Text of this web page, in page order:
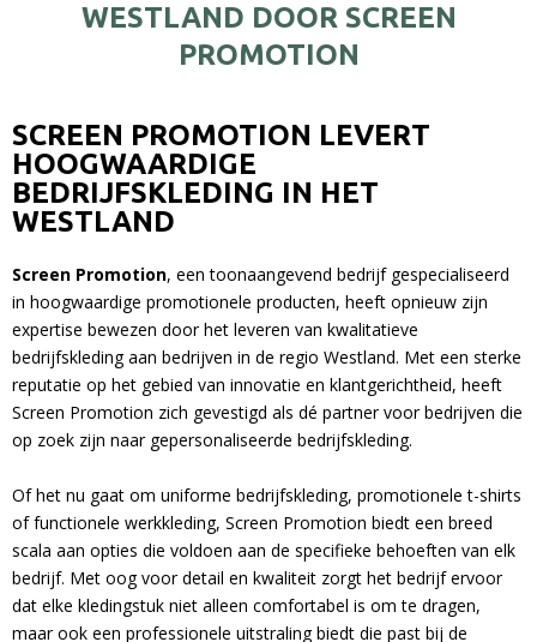
WESTLAND DOOR SCREEN
PROMOTION
SCREEN PROMOTION LEVERT
HOOGWAARDIGE
BEDRIJFSKLEDING IN HET
WESTLAND
Screen Promotion, een toonaangevend bedrijf gespecialiseerd
in hoogwaardige promotionele producten, heeft opnieuw zijn
expertise bewezen door het leveren van kwalitatieve
bedrijfskleding aan bedrijven in de regio Westland. Met een sterke
reputatie op het gebied van innovatie en klantgerichtheid, heeft
Screen Promotion zich gevestigd als dé partner voor bedrijven die
op zoek zijn naar gepersonaliseerde bedrijfskleding.
Of het nu gaat om uniforme bedrijfskleding, promotionele t-shirts
of functionele werkkleding, Screen Promotion biedt een breed
scala aan opties die voldoen aan de specifieke behoeften van elk
bedrijf. Met oog voor detail en kwaliteit zorgt het bedrijf ervoor
dat elke kledingstuk niet alleen comfortabel is om te dragen,
maar ook een professionele uitstraling biedt die past bij de